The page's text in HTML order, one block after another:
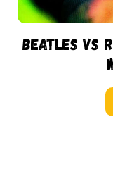
Beatles vs